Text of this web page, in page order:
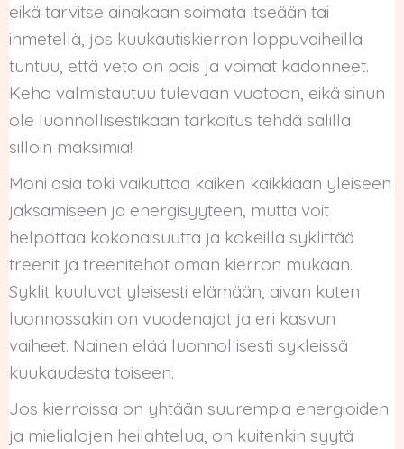
eikä tarvitse ainakaan soimata itseään tai
ihmetellä, jos kuukautiskierron loppuvaiheilla
tuntuu, että veto on pois ja voimat kadonneet.
Keho valmistautuu tulevaan vuotoon, eikä sinun
ole luonnollisestikaan tarkoitus tehdä salilla
silloin maksimia!
Moni asia toki vaikuttaa kaiken kaikkiaan yleiseen
jaksamiseen ja energisyyteen, mutta voit
helpottaa kokonaisuutta ja kokeilla syklittää
treenit ja treenitehot oman kierron mukaan.
Syklit kuuluvat yleisesti elämään, aivan kuten
luonnossakin on vuodenajat ja eri kasvun
vaiheet. Nainen elää luonnollisesti sykleissä
kuukaudesta toiseen.
Jos kierroissa on yhtään suurempia energioiden
ja mielialojen heilahtelua, on kuitenkin syytä